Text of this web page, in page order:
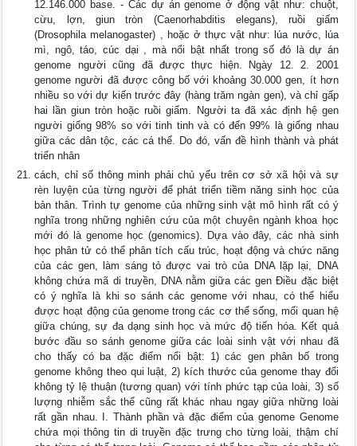
12.146.000 base. - Các dự án genome ở động vật như: chuột,
cừu, lợn, giun tròn (Caenorhabditis elegans), ruồi giấm
(Drosophila melanogaster) , hoặc ở thực vật như: lúa nước, lúa
mì, ngô, táo, cúc dại , mà nổi bật nhất trong số đó là dự án
genome người cũng đã được thực hiện. Ngày 12. 2. 2001
genome người đã được công bố với khoảng 30.000 gen, ít hơn
nhiều so với dự kiến trước đây (hàng trăm ngàn gen), và chỉ gấp
hai lần giun tròn hoặc ruồi giấm. Người ta đã xác định hệ gen
người giống 98% so với tinh tinh và có đến 99% là giống nhau
giữa các dân tộc, các cá thể. Do đó, vấn đề hình thành và phát
triển nhân
cách, chỉ số thông minh phải chủ yếu trên cơ sở xã hội và sự
rèn luyện của từng người để phát triển tiềm năng sinh học của
bản thân. Trình tự genome của những sinh vật mô hình rất có ý
nghĩa trong những nghiên cứu của một chuyên ngành khoa học
mới đó là genome học (genomics). Dựa vào đây, các nhà sinh
học phân tử có thể phân tích cấu trúc, hoạt động và chức năng
của các gen, làm sáng tỏ được vai trò của DNA lặp lại, DNA
không chứa mã di truyền, DNA nằm giữa các gen Điều đặc biệt
có ý nghĩa là khi so sánh các genome với nhau, có thể hiểu
được hoạt động của genome trong các cơ thể sống, mối quan hệ
giữa chúng, sự đa dạng sinh học và mức độ tiến hóa. Kết quả
bước đầu so sánh genome giữa các loài sinh vật với nhau đã
cho thấy có ba đặc điểm nổi bật: 1) các gen phân bố trong
genome không theo qui luật, 2) kích thước của genome thay đổi
không tỷ lệ thuận (tương quan) với tính phức tạp của loài, 3) số
lượng nhiễm sắc thể cũng rất khác nhau ngay giữa những loài
rất gần nhau. I. Thành phần và đặc điểm của genome Genome
chứa mọi thông tin di truyền đặc trưng cho từng loài, thậm chí